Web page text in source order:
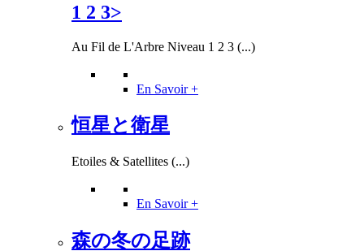
1 2 3>
Au Fil de L'Arbre Niveau 1 2 3 (...)
En Savoir +
恒星と衛星
Etoiles & Satellites (...)
En Savoir +
森の冬の足跡